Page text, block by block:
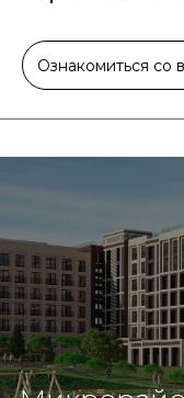
Ознакомиться со